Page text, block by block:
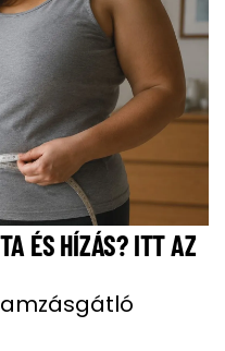
ÉS HÍZÁS? ITT AZ